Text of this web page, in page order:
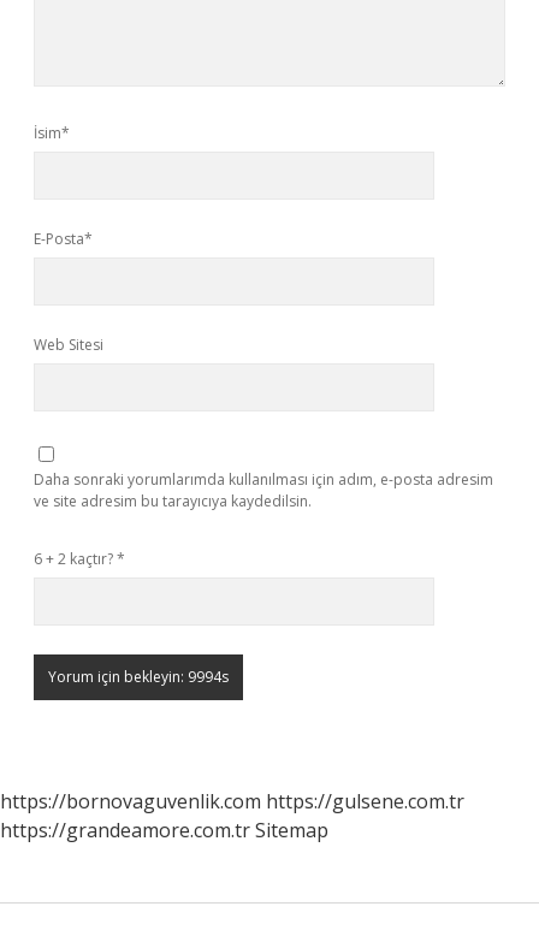
İsim*
E-Posta*
Web Sitesi
Daha sonraki yorumlarımda kullanılması için adım, e-posta adresim
ve site adresim bu tarayıcıya kaydedilsin.
6 + 2 kaçtır?*
https://bornovaguvenlik.com https://gulsene.com.tr
https://grandeamore.com.trSitemap